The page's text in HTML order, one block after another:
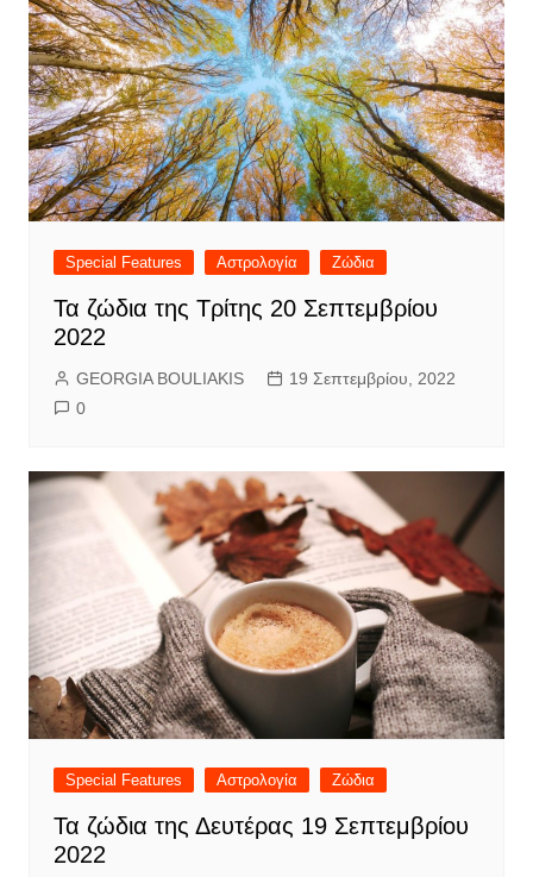
Special Features Αστρολογία Ζώδια
Τα ζώδια της Τρίτης 20 Σεπτεμβρίου
2022
GEORGIA BOULIAKIS
19 Σεπτεμβρίου, 2022
0
Special Features Αστρολογία Ζώδια
Τα ζώδια της Δευτέρας 19 Σεπτεμβρίου
2022